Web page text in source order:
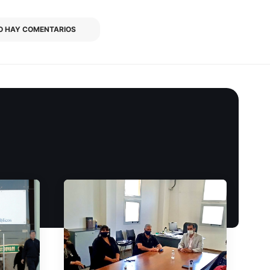
HAY COMENTARIOS